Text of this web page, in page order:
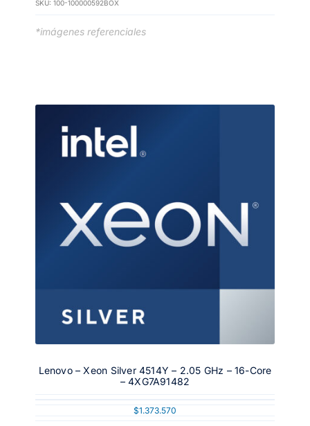
SKU: 100-100000592BOX
*imágenes referenciales
Lenovo – Xeon Silver 4514Y – 2.05 GHz – 16-Core
– 4XG7A91482
$1.373.570